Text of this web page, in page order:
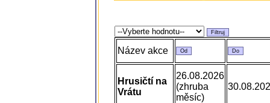
Název akce
Hrusičtí na
Vrátu
26.08.2026
(zhruba
měsíc)